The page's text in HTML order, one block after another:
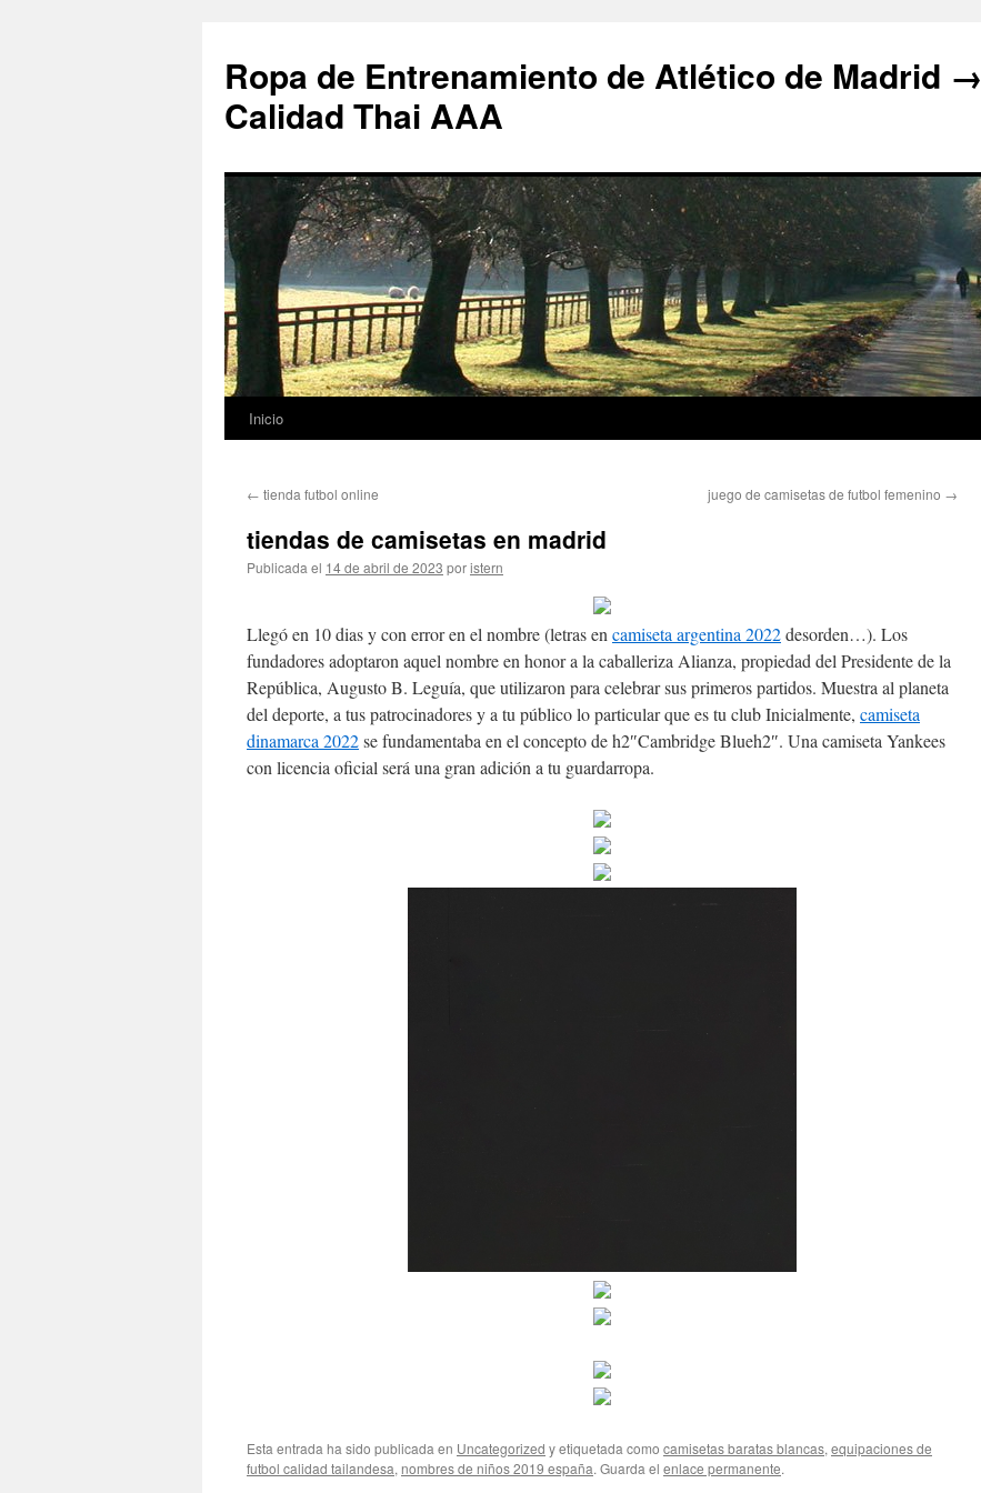
Ropa de Entrenamiento de Atlético de Madrid →
Calidad Thai AAA
Saltar
contenido
Inicio
← tienda futbol online juego de camisetas de futbol femenino →
tiendas de camisetas en madrid
Publicada el 14 de abril de 2023 poristern
Llegó en 10 dias y con error en el nombre (letras en camiseta argentina 2022desorden…). Los
fundadores adoptaron aquel nombre en honor a la caballeriza Alianza, propiedad del Presidente de la
República, Augusto B. Leguía, que utilizaron para celebrar sus primeros partidos. Muestra al planeta
del deporte, a tus patrocinadores y a tu público lo particular que es tu club Inicialmente, camiseta
dinamarca 2022se fundamentaba en el concepto de h2″Cambridge Blueh2″. Una camiseta Yankees
con licencia oficial será una gran adición a tu guardarropa.
Esta entrada ha sido publicada en Uncategorized y etiquetada como camisetas baratas blancas, equipaciones de
futbol calidad tailandesa, nombres de niños 2019 españa. Guarda el enlace permanente.